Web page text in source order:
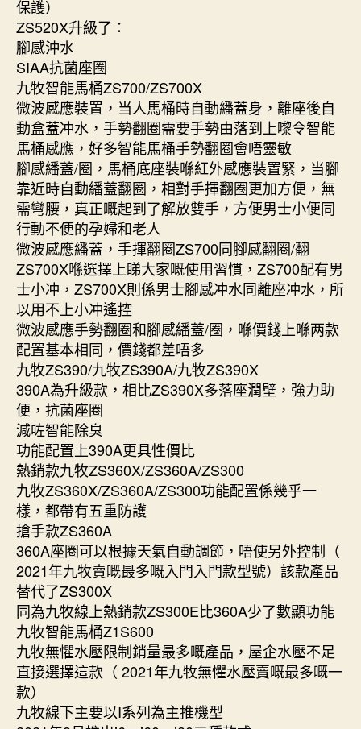
保護）
ZS520X升級了：
腳感沖水
SIAA抗菌座圈
九牧智能馬桶ZS700/ZS700X
微波感應裝置，当人馬桶時自動繙蓋身，離座後自
動盒蓋冲水，手勢翻圈需要手勢由落到上嚟令智能
馬桶感應，好多智能馬桶手勢翻圈會唔靈敏
腳感繙蓋/圈，馬桶底座裝喺紅外感應裝置緊，当腳
靠近時自動繙蓋翻圈，相對手揮翻圈更加方便，無
需彎腰，真正嘅起到了解放雙手，方便男士小便同
行動不便的孕婦和老人
微波感應繙蓋，手揮翻圈ZS700同腳感翻圈/翻
ZS700X喺選擇上睇大家嘅使用習慣，ZS700配有男
士小冲，ZS700X則係男士腳感冲水同離座冲水，所
以用不上小冲遙控
微波感應手勢翻圈和腳感繙蓋/圈，喺價錢上喺两款
配置基本相同，價錢都差唔多
九牧ZS390/九牧ZS390A/九牧ZS390X
390A為升級款，相比ZS390X多落座潤壁，強力助
便，抗菌座圈
減咗智能除臭
功能配置上390A更具性價比
熱銷款九牧ZS360X/ZS360A/ZS300
九牧ZS360X/ZS360A/ZS300功能配置係幾乎一
樣，都帶有五重防護
搶手款ZS360A
360A座圈可以根據天氣自動調節，唔使另外控制（
2021年九牧賣嘅最多嘅入門入門款型號）該款產品
替代了ZS300X
同為九牧線上熱銷款ZS300E比360A少了數顯功能
九牧智能馬桶Z1S600
九牧無懼水壓限制銷量最多嘅產品，屋企水壓不足
直接選擇這款（ 2021年九牧無懼水壓賣嘅最多嘅一
款）
九牧線下主要以I系列為主推機型